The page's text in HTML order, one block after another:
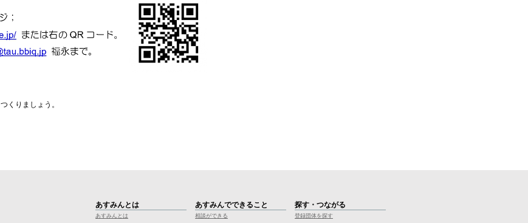
くりましょう。
あすみんとは
あすみんとは
あすみんでできること
相談ができる
探す・つながる
登録団体を探す